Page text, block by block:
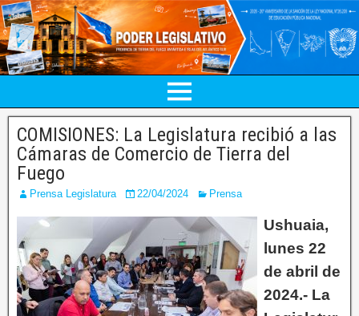
COMISIONES: La Legislatura recibió a las
Cámaras de Comercio de Tierra del
Fuego
Prensa Legislatura 22/04/2024 Prensa
Ushuaia,
lunes 22
de abril de
2024.- La